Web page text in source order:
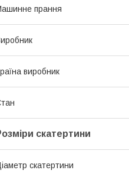
прання
виробник
скатертини
скатертини